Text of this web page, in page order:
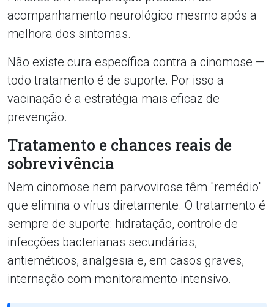
acompanhamento neurológico mesmo após a
melhora dos sintomas.
Não existe cura específica contra a cinomose —
todo tratamento é de suporte. Por isso a
vacinação é a estratégia mais eficaz de
prevenção.
Tratamento e chances reais de
sobrevivência
Nem cinomose nem parvovirose têm "remédio"
que elimina o vírus diretamente. O tratamento é
sempre de suporte: hidratação, controle de
infecções bacterianas secundárias,
antieméticos, analgesia e, em casos graves,
internação com monitoramento intensivo.